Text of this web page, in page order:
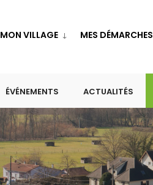
MON VILLAGE MES DÉMARCHES
ÉVÉNEMENTS ACTUALITÉS